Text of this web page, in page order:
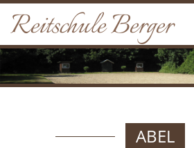
Reitschule Berger
ABEL